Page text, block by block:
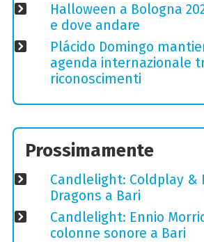
Halloween a Bologna
e dove andare
Plácido Domingo
agenda internazionale
riconoscimenti
Prossimamente
Candlelight: Coldplay &
Dragons a Bari
Candlelight: Ennio
colonne sonore a Bari